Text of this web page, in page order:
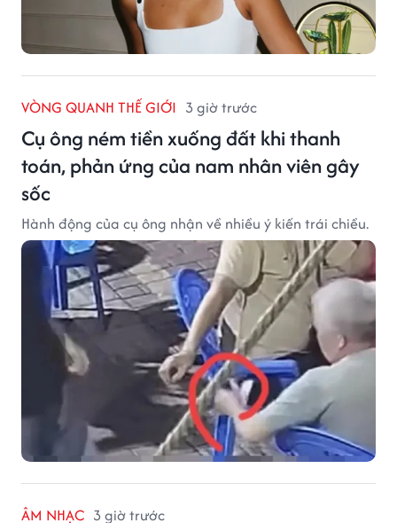
VÒNG QUANH THẾ GIỚI 3 giờ trước
Cụ ông ném tiền xuống đất khi thanh
toán, phản ứng của nam nhân viên gây
sốc
Hành động của cụ ông nhận về nhiều ý kiến trái chiều.
ÂM NHẠC 3 giờ trước